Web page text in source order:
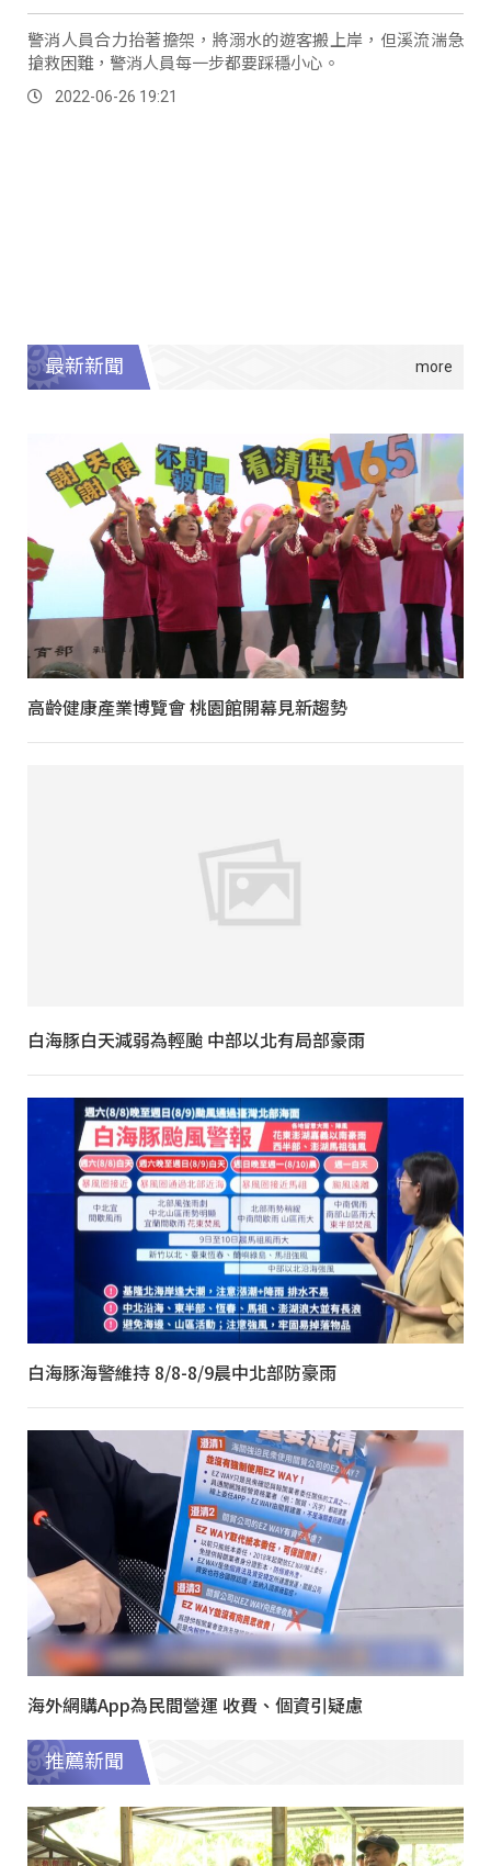
警消人員合力抬著擔架，將溺水的遊客搬上岸，但溪流湍急
搶救困難，警消人員每一步都要踩穩小心。
2022-06-26 19:21
最新新聞
高齡健康產業博覽會 桃園館開幕見新趨勢
白海豚白天減弱為輕颱 中部以北有局部豪雨
白海豚海警維持 8/8-8/9晨中北部防豪雨
海外網購App為民間營運 收費、個資引疑慮
推薦新聞